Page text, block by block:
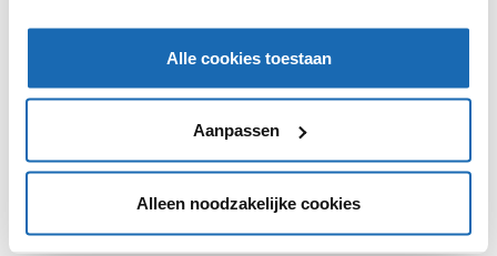
Alle cookies toestaan
Aanpassen
Alleen noodzakelijke cookies
platform!
AANMELDEN